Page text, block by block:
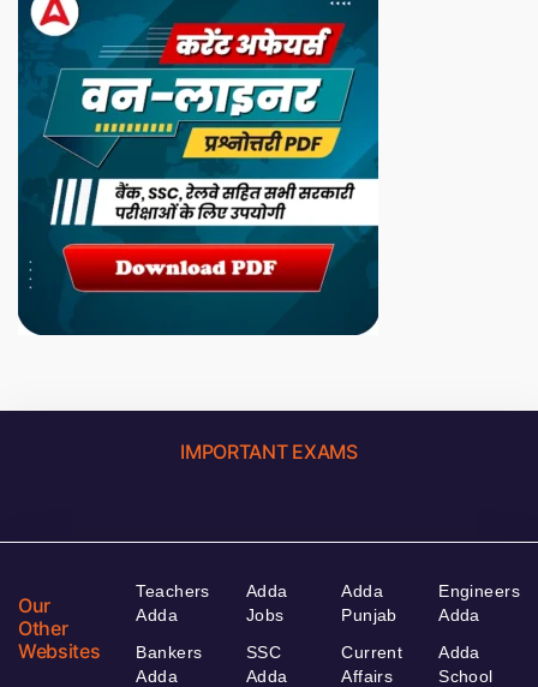
IMPORTANT EXAMS
Our
Other
Websites
Teachers
Adda
Bankers
Adda
Adda
Jobs
SSC
Adda
Adda
Punjab
Current
Affairs
Engineers
Adda
Adda
School